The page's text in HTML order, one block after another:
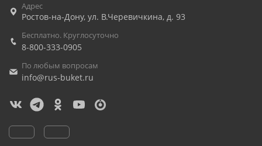
Адрес
Ростов-на-Дону, ул. В.Черевичкина, д. 93
Бесплатно. Круглосуточно
8-800-333-0905
По любым вопросам
info@rus-buket.ru